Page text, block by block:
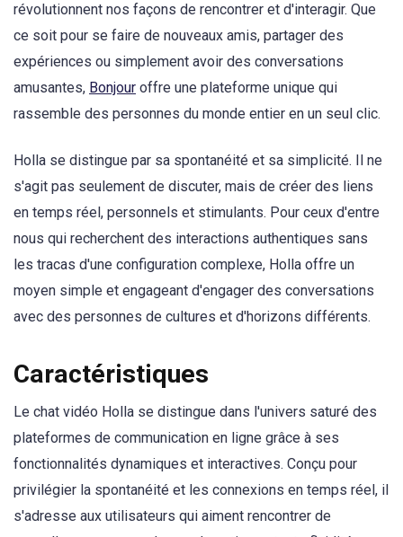
révolutionnent nos façons de rencontrer et d'interagir. Que
ce soit pour se faire de nouveaux amis, partager des
expériences ou simplement avoir des conversations
amusantes, Bonjour offre une plateforme unique qui
rassemble des personnes du monde entier en un seul clic.
Holla se distingue par sa spontanéité et sa simplicité. Il ne
s'agit pas seulement de discuter, mais de créer des liens
en temps réel, personnels et stimulants. Pour ceux d'entre
nous qui recherchent des interactions authentiques sans
les tracas d'une configuration complexe, Holla offre un
moyen simple et engageant d'engager des conversations
avec des personnes de cultures et d'horizons différents.
Caractéristiques
Le chat vidéo Holla se distingue dans l'univers saturé des
plateformes de communication en ligne grâce à ses
fonctionnalités dynamiques et interactives. Conçu pour
privilégier la spontanéité et les connexions en temps réel, il
s'adresse aux utilisateurs qui aiment rencontrer de